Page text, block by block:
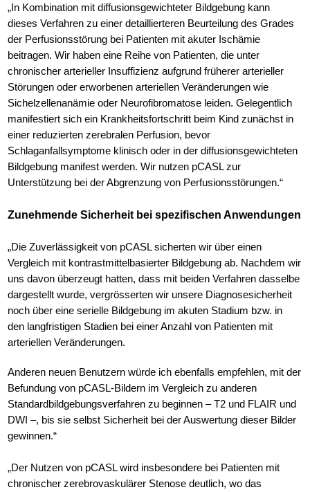
„In Kombination mit diffusionsgewichteter Bildgebung kann
dieses Verfahren zu einer detaillierteren Beurteilung des Grades
der Perfusionsstörung bei Patienten mit akuter Ischämie
beitragen. Wir haben eine Reihe von Patienten, die unter
chronischer arterieller Insuffizienz aufgrund früherer arterieller
Störungen oder erworbenen arteriellen Veränderungen wie
Sichelzellenanämie oder Neurofibromatose leiden. Gelegentlich
manifestiert sich ein Krankheitsfortschritt beim Kind zunächst in
einer reduzierten zerebralen Perfusion, bevor
Schlaganfallsymptome klinisch oder in der diffusionsgewichteten
Bildgebung manifest werden. Wir nutzen pCASL zur
Unterstützung bei der Abgrenzung von Perfusionsstörungen.“
Zunehmende Sicherheit bei spezifischen Anwendungen
„Die Zuverlässigkeit von pCASL sicherten wir über einen
Vergleich mit kontrastmittelbasierter Bildgebung ab. Nachdem wir
uns davon überzeugt hatten, dass mit beiden Verfahren dasselbe
dargestellt wurde, vergrösserten wir unsere Diagnosesicherheit
noch über eine serielle Bildgebung im akuten Stadium bzw. in
den langfristigen Stadien bei einer Anzahl von Patienten mit
arteriellen Veränderungen.
Anderen neuen Benutzern würde ich ebenfalls empfehlen, mit der
Befundung von pCASL-Bildern im Vergleich zu anderen
Standardbildgebungsverfahren zu beginnen – T2 und FLAIR und
DWI –, bis sie selbst Sicherheit bei der Auswertung dieser Bilder
gewinnen.“
„Der Nutzen von pCASL wird insbesondere bei Patienten mit
chronischer zerebrovaskulärer Stenose deutlich, wo das